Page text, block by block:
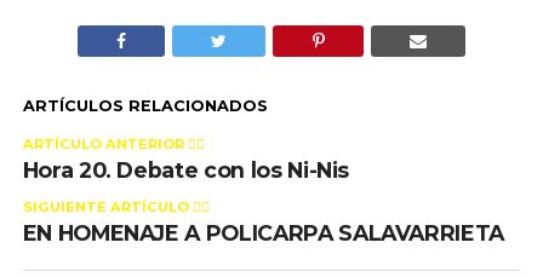
ARTÍCULOS RELACIONADOS
ARTÍCULO ANTERIOR 👉🏻
Hora 20. Debate con los Ni-Nis
SIGUIENTE ARTÍCULO 👈🏻
EN HOMENAJE A POLICARPA SALAVARRIETA